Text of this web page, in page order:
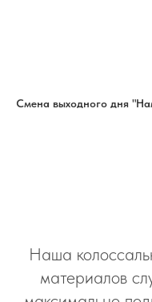
Смена выходного дня
Наша
материалов